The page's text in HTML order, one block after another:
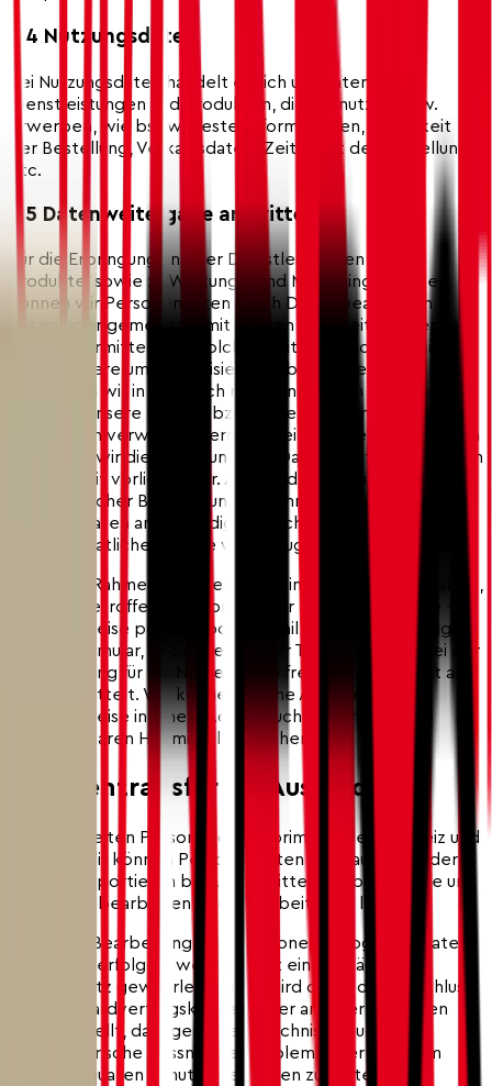
3.4 Nutzungsdaten
Bei Nutzungsdaten handelt es sich um Daten zu
Dienstleistungen und Produkten, die Sie nutzen bzw.
erwerben, wie bspw. Bestellinformationen, Häufigkeit
der Bestellung, Verkaufsdaten, Zeitpunkt der Bestellung
etc.
3.5 Datenweitergabe an Dritte
Für die Erbringung unserer Dienstleistungen und
Produkte, sowie zu Wartungs- und Marketingzwecken
können wir Personendaten durch Dritte bearbeiten
lassen oder gemeinsam mit Dritten bearbeiten oder an
Dritte übermitteln. Bei solchen Dritten handelt es sich
insbesondere um spezialisierte Anbieter, deren
Leistungen wir in Anspruch nehmen. Zudem können wir
Daten an unsere Partner bzw. Unternehmen, die
gemeinsam verwaltet werden, weitergeben. Von Dritten
verlangen wir die Einhaltung von Datenschutzrichtlinien im
Einklang mit vorliegender. Aufgrund gesetzlicher oder
regulatorischer Bestimmungen können wir verpflichtet
sein, die Daten an zuständige Gerichte, Behörden oder
andere staatliche Organe weiterzugeben.
In diesem Rahmen bearbeiten wir insbesondere Angaben,
die eine betroffene Person bei der Kontaktaufnahme –
beispielsweise per Briefpost, E-Mail, Instant Messaging,
Kontaktformular, Social Media oder Telefon – oder bei der
Registrierung für ein Nutzerkonto freiwillig und selbst an
uns übermittelt. Wir können solche Angaben
beispielsweise in einem Adressbuch oder mit
vergleichbaren Hilfsmitteln speichern.
4. Datentransfer ins Ausland
Wir bearbeiten Personendaten primär in der Schweiz und
im EWR. Wir können Personendaten aber auch in andere
Staaten exportieren bzw. übermitteln, insbesondere um
sie dort zu bearbeiten oder bearbeiten zu lassen.
Sollte die Bearbeitung Ihrer personenbezogenen Daten
in Ländern erfolgen, welche nicht einen adäquaten
Datenschutz gewährleisten, so wird durch den Abschluss
von Standardvertragsklauseln oder anderer Garantien
sichergestellt, dass geeignete technische und
organisatorische Massnahmen implementiert sind, um
einen adäquaten Schutz Ihrer Daten zu bieten.